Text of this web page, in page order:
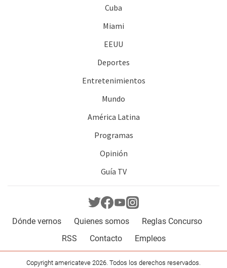
Cuba
Miami
EEUU
Deportes
Entretenimientos
Mundo
América Latina
Programas
Opinión
Guía TV
Dónde vernos Quienes somos
Reglas Concurso
RSS
Contacto Empleos
Copyright americateve 2026. Todos los derechos reservados.